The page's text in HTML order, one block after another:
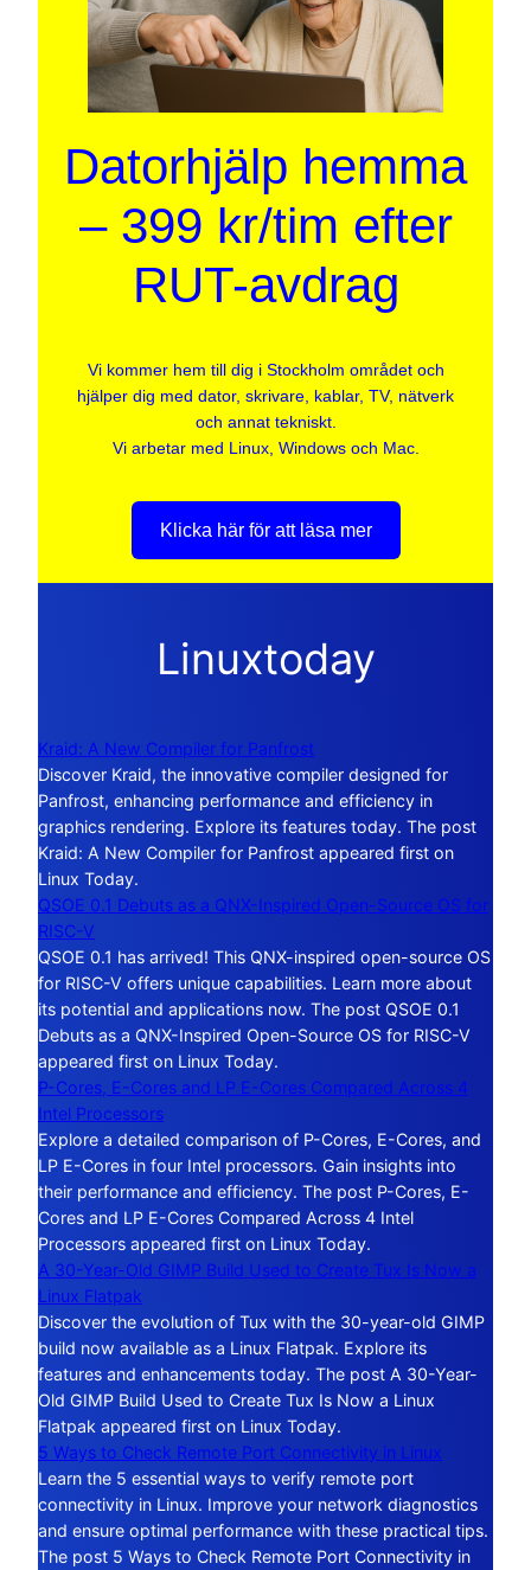
Datorhjälp hemma
– 399 kr/tim efter
RUT-avdrag
Vi kommer hem till dig i Stockholm området och
hjälper dig med dator, skrivare, kablar, TV, nätverk
och annat tekniskt.
Vi arbetar med Linux, Windows och Mac.
Klicka här för att läsa mer
Linuxtoday
Kraid: A New Compiler for Panfrost
Discover Kraid, the innovative compiler designed for
Panfrost, enhancing performance and efficiency in
graphics rendering. Explore its features today. The post
Kraid: A New Compiler for Panfrost appeared first on
Linux Today.
QSOE 0.1 Debuts as a QNX-Inspired Open-Source OS for
RISC-V
QSOE 0.1 has arrived! This QNX-inspired open-source OS
for RISC-V offers unique capabilities. Learn more about
its potential and applications now. The post QSOE 0.1
Debuts as a QNX-Inspired Open-Source OS for RISC-V
appeared first on Linux Today.
P-Cores, E-Cores and LP E-Cores Compared Across 4
Intel Processors
Explore a detailed comparison of P-Cores, E-Cores, and
LP E-Cores in four Intel processors. Gain insights into
their performance and efficiency. The post P-Cores, E-
Cores and LP E-Cores Compared Across 4 Intel
Processors appeared first on Linux Today.
A 30-Year-Old GIMP Build Used to Create Tux Is Now a
Linux Flatpak
Discover the evolution of Tux with the 30-year-old GIMP
build now available as a Linux Flatpak. Explore its
features and enhancements today. The post A 30-Year-
Old GIMP Build Used to Create Tux Is Now a Linux
Flatpak appeared first on Linux Today.
5 Ways to Check Remote Port Connectivity in Linux
Learn the 5 essential ways to verify remote port
connectivity in Linux. Improve your network diagnostics
and ensure optimal performance with these practical tips.
The post 5 Ways to Check Remote Port Connectivity in